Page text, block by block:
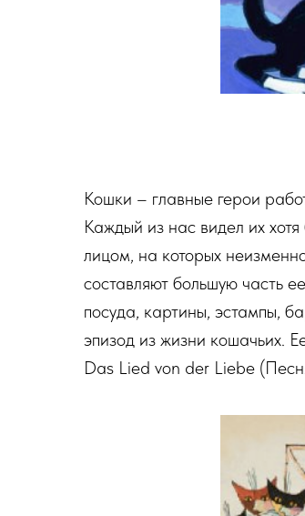
Кошки – главные герои
Каждый из нас видел их
лицом, на которых
составляют большую часть
посуда, картины, эстампы,
эпизод из жизни кошачьих.
Das Lied von der Liebe